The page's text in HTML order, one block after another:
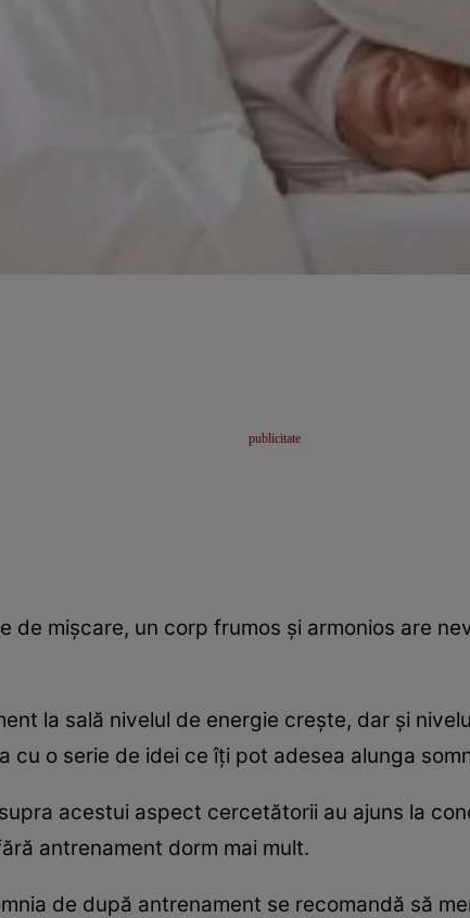
de mişcare, un corp frumos şi armonios are
la sală nivelul de energie creşte, dar şi
o serie de idei ce îţi pot adesea alunga
acestui aspect cercetătorii au ajuns la
antrenament dorm mai mult.
de după antrenament se recomandă să